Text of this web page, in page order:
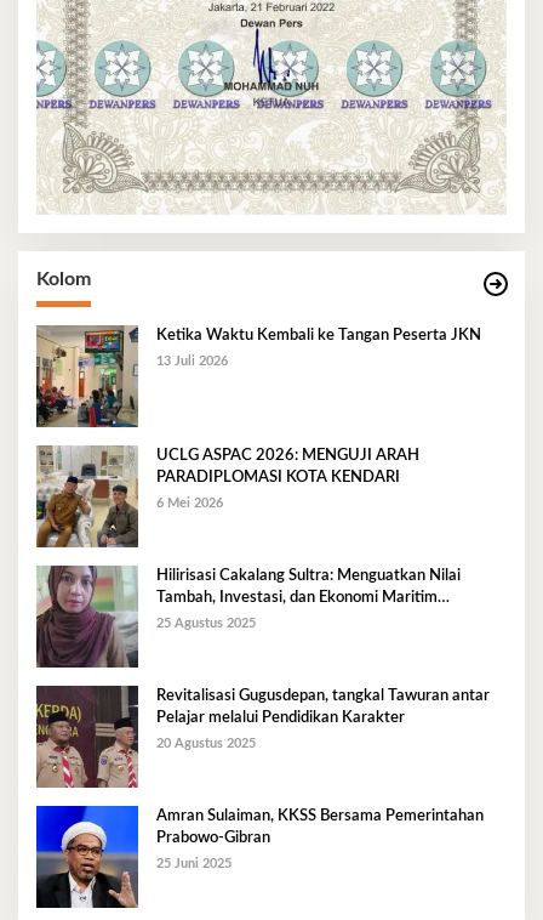
Kolom
Ketika Waktu Kembali ke Tangan Peserta JKN
13 Juli 2026
UCLG ASPAC 2026: MENGUJI ARAH
PARADIPLOMASI KOTA KENDARI
6 Mei 2026
Hilirisasi Cakalang Sultra: Menguatkan Nilai
Tambah, Investasi, dan Ekonomi Maritim
Berkelanjutan
25 Agustus 2025
Revitalisasi Gugusdepan, tangkal Tawuran antar
Pelajar melalui Pendidikan Karakter
20 Agustus 2025
Amran Sulaiman, KKSS Bersama Pemerintahan
Prabowo-Gibran
25 Juni 2025